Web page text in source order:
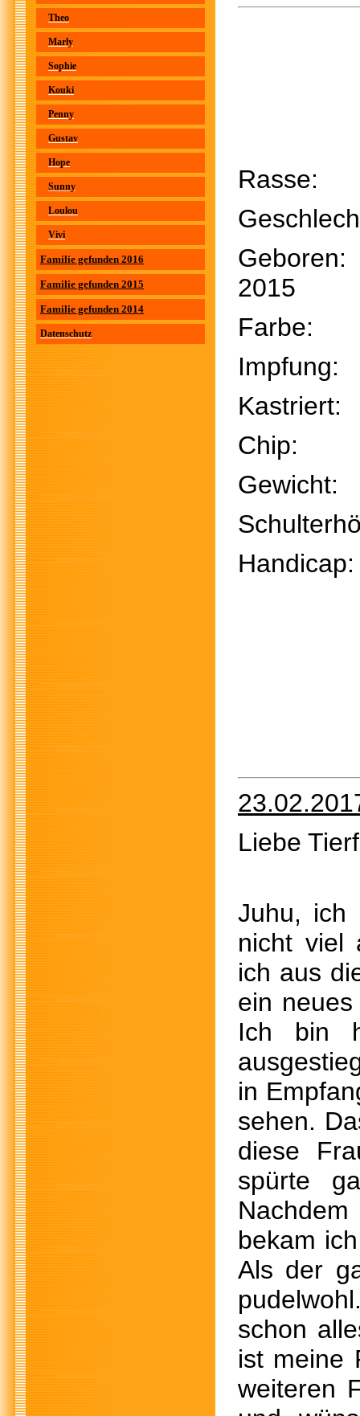
Theo
Marly
Sophie
Kouki
Penny
Gustav
Hope
Sunny
Loulou
Vivi
Familie gefunden 2016
Familie gefunden 2015
Familie gefunden 2014
Datenschutz
2015
Liebe
Juhu, ich
nicht viel
ich aus
ein
Ich bin
in
sehen.
diese
spürte
bekam
Als der
schon
ist meine
weiteren